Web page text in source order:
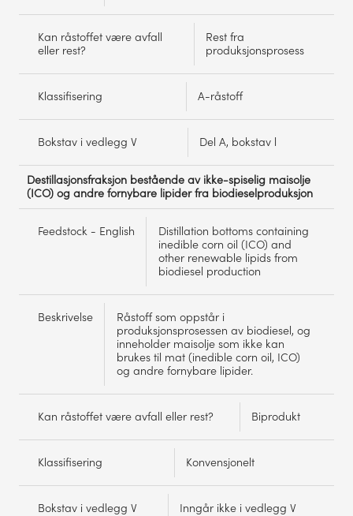
Kan råstoffet være avfall
eller rest?
Rest fra
produksjonsprosess
Klassifisering A-råstoff
Bokstav i vedlegg V Del A, bokstav l
Destillasjonsfraksjon bestående av ikke-spiselig maisolje
(ICO) og andre fornybare lipider fra biodieselproduksjon
Feedstock - English
Distillation bottoms containing
inedible corn oil (ICO) and
other renewable lipids from
biodiesel production
Beskrivelse
Råstoff som oppstår i
produksjonsprosessen av biodiesel, og
inneholder maisolje som ikke kan
brukes til mat (inedible corn oil, ICO)
og andre fornybare lipider.
Kan råstoffet være avfall eller rest? Biprodukt
Klassifisering Konvensjonelt
Bokstav i vedlegg V Inngår ikke i vedlegg V